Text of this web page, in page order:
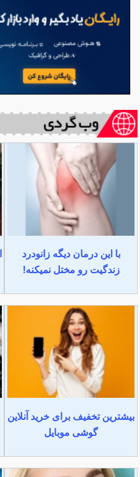
با این درمان دیگه زانودرد
زندگیت رو مختل نمیکنه!
بیشترین تخفیف برای خرید آنلاین
گوشی موبایل